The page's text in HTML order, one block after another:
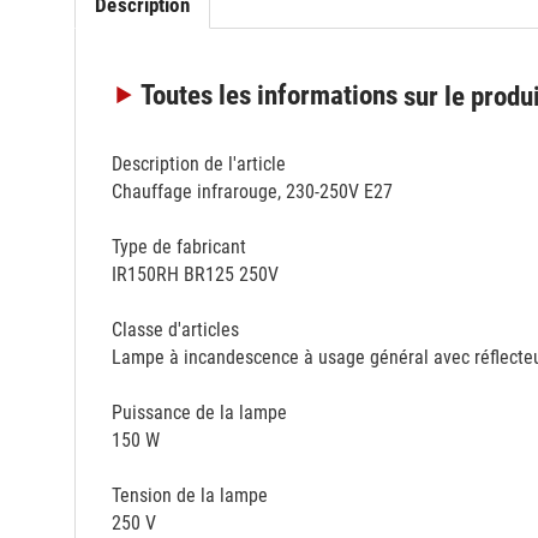
Description
Toutes les informationssur le
Description de l'article
Chauffage infrarouge, 230-250V E27
Type de fabricant
IR150RH BR125 250V
Classe d'articles
Lampe à incandescence à usage général avec
Puissance de la lampe
150 W
Tension de la lampe
250 V